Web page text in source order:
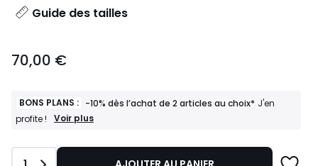
Guide des tailles
€.
70,00 €
BONS PLANS : -10% dès l’achat de 2 articles au choix* J'en
profite !
BONS
-10%
Voir plus
Quantité